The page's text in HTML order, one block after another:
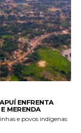
ENFRENTA
MERENDA
e povos indígenas